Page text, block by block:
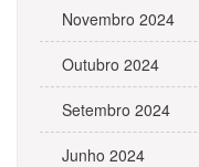
Novembro 2024
Outubro 2024
Setembro 2024
Junho 2024